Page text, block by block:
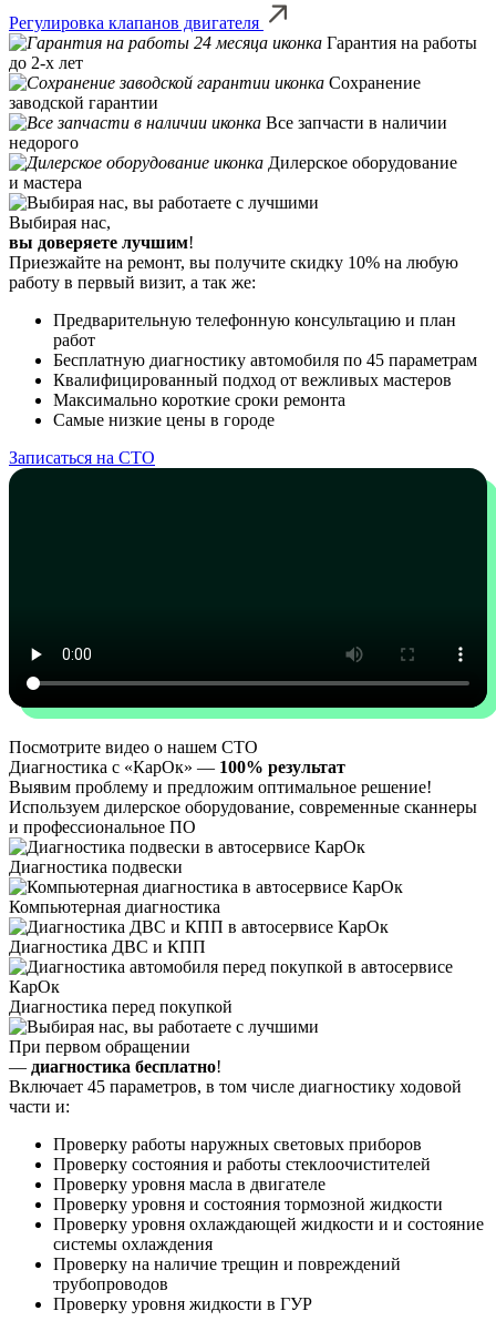
Регулировка клапанов двигателя
Гарантия на работы
до 2-х лет
Сохранение
заводской гарантии
Все запчасти в наличии
недорого
Дилерское оборудование
и мастера
Выбирая нас,
вы доверяете лучшим!
Приезжайте на ремонт, вы получите скидку 10% на любую
работу в первый визит, а так же:
Предварительную телефонную консультацию и план
работ
Бесплатную диагностику автомобиля по 45 параметрам
Квалифицированный подход от вежливых мастеров
Максимально короткие сроки ремонта
Самые низкие цены в городе
Записаться на СТО
Посмотрите видео о нашем СТО
Диагностика с «КарОк» — 100% результат
Выявим проблему и предложим оптимальное решение!
Используем дилерское оборудование, современные сканнеры
и профессиональное ПО
Диагностика подвески
Компьютерная диагностика
Диагностика ДВС и КПП
Диагностика перед покупкой
При первом обращении
— диагностика бесплатно!
Включает 45 параметров, в том числе диагностику ходовой
части и:
Проверку работы наружных световых приборов
Проверку состояния и работы стеклоочистителей
Проверку уровня масла в двигателе
Проверку уровня и состояния тормозной жидкости
Проверку уровня охлаждающей жидкости и и состояние
системы охлаждения
Проверку на наличие трещин и повреждений
трубопроводов
Проверку уровня жидкости в ГУР